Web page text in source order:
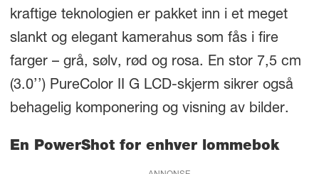
kraftige teknologien er pakket inn i et meget
slankt og elegant kamerahus som fås i fire
farger – grå, sølv, rød og rosa. En stor 7,5 cm
(3.0’’) PureColor II G LCD-skjerm sikrer også
behagelig komponering og visning av bilder.
En PowerShot for enhver lommebok